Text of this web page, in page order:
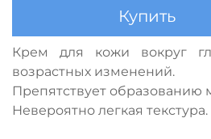
Купить
Крем для кожи вокруг
возрастных изменений.
Препятствует образованию
Невероятно легкая текстура.